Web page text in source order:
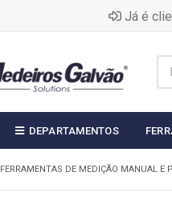
Já é
DEPARTAMENTOS
FERRAMENTAS DE MEDIÇÃO MANUAL E